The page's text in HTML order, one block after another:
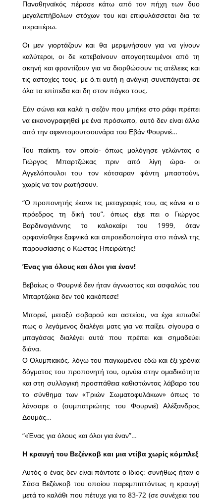
Παναθηναϊκός πέρασε κάτω από τον πήχη των δυο
μεγαλεπήβολων στόχων του και επιφυλάσσεται δια τα
περαιτέρω.
Οι μεν γιορτάζουν και θα μεριμνήσουν για να γίνουν
καλύτεροι, οι δε κατεβαίνουν απογοητευμένοι από τη
σκηνή και φροντίζουν για να διορθώσουν τις ατέλειες και
τις αστοχίες τους, με ό,τι αυτή η ανάγκη συνεπάγεται σε
όλα τα επίπεδα και δη στον πάγκο τους.
Εάν σώνει και καλά η σεζόν που μπήκε στο ράφι πρέπει
να εικονογραφηθεί με ένα πρόσωπο, αυτό δεν είναι άλλο
από την αφεντομουτσουνάρα του Εβάν Φουρνιέ…
Του παίκτη, τον οποίο- όπως μολόγησε γελώντας ο
Γιώργος Μπαρτζώκας πριν από λίγη ώρα- οι
Αγγελόπουλοι του τον κότσαραν φάντη μπαστούνι,
χωρίς να τον ρωτήσουν.
“Ο προπονητής έκανε τις μεταγραφές του, ας κάνει κι ο
πρόεδρος τη δική του”, όπως είχε πει ο Γιώργος
Βαρδινογιάννης το καλοκαίρι του 1999, όταν
ορφανίσθηκε ξαφνικά και απροειδοποίητα στο πάνελ της
παρουσίασης ο Κώστας Ηπειρώτης!
Ένας για όλους και όλοι για έναν!
Βεβαίως ο Φουρνιέ δεν ήταν άγνωστος και ασφαλώς του
Μπαρτζώκα δεν τού κακόπεσε!
Μπορεί, μεταξύ σοβαρού και αστείου, να έχει ειπωθεί
πως ο λεγάμενος διαλέγει ματς για να παίξει, σίγουρα ο
μπαγάσας διαλέγει αυτά που πρέπει και σημαδεύει
διάνα.
Ο Ολυμπιακός, λόγω του παγιωμένου εδώ και έξι χρόνια
δόγματος του προπονητή του, ομνύει στην ομαδικότητα
και στη συλλογική προσπάθεια καθιστώντας λάβαρο του
το σύνθημα των «Τριών Σωματοφυλάκων» όπως το
λάνσαρε ο (συμπατριώτης του Φουρνιέ) Αλέξανδρος
Δουμάς…
“«Ένας για όλους και όλοι για έναν”…
Η κραυγή του Βεζένκοβ και μια ντίβα χωρίς κόμπλεξ
Αυτός ο ένας δεν είναι πάντοτε ο ίδιος: συνήθως ήταν ο
Σάσα Βεζένκοβ του οποίου παρεμπιπτόντως η κραυγή
μετά το καλάθι που πέτυχε για το 83-72 (σε συνέχεια του